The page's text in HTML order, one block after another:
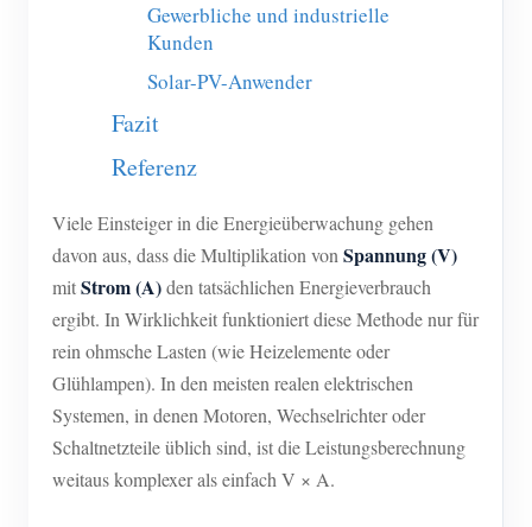
Blog
App Store
Website erkunden
PV-Ranking
Gewerbliche und industrielle
Kunden
Solar-PV-Anwender
Fazit
Referenz
Viele Einsteiger in die Energieüberwachung gehen
davon aus, dass die Multiplikation vonSpannung (V)
mitStrom (A)den tatsächlichen Energieverbrauch
ergibt. In Wirklichkeit funktioniert diese Methode nur für
rein ohmsche Lasten (wie Heizelemente oder
Glühlampen). In den meisten realen elektrischen
Systemen, in denen Motoren, Wechselrichter oder
Schaltnetzteile üblich sind, ist die Leistungsberechnung
weitaus komplexer als einfach V × A.